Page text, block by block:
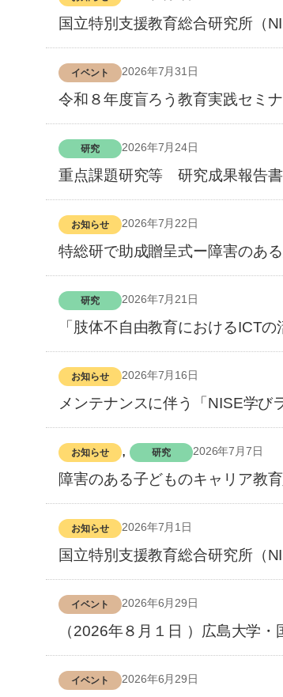
国立特別支援教育総合研究所（
2026年7月31日
イベント
令和８年度盲ろう教育実践セミ
2026年7月24日
研究
重点課題研究等 研究成果報告
2026年7月22日
お知らせ
特総研で助成贈呈式ー障害のあ
2026年7月21日
研究
「肢体不自由教育におけるICT
2026年7月16日
お知らせ
メンテナンスに伴う「NISE学び
2026年7月7日
お知らせ , 研究
障害のある子どものキャリア教
2026年7月1日
お知らせ
国立特別支援教育総合研究所（
2026年6月29日
イベント
（2026年８月１日 ）広島大学
2026年6月29日
イベント